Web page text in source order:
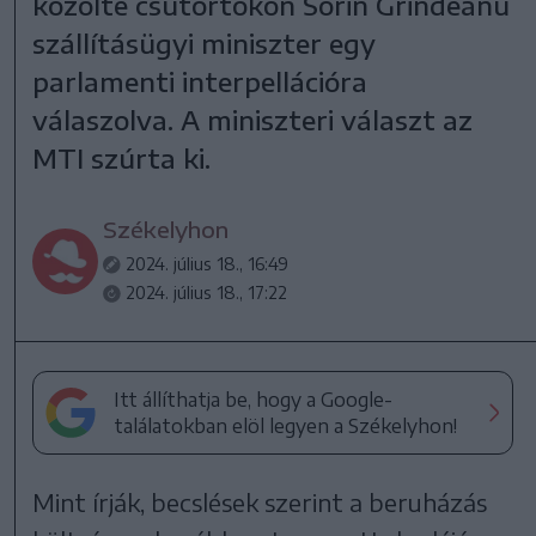
szállításügyi miniszter egy
parlamenti interpellációra
válaszolva. A miniszteri választ az
MTI szúrta ki.
Székelyhon
2024. július 18., 16:49
2024. július 18., 17:22
Itt állíthatja be, hogy a Google-
találatokban elöl legyen a Székelyhon!
Mint írják, becslések szerint a beruházás